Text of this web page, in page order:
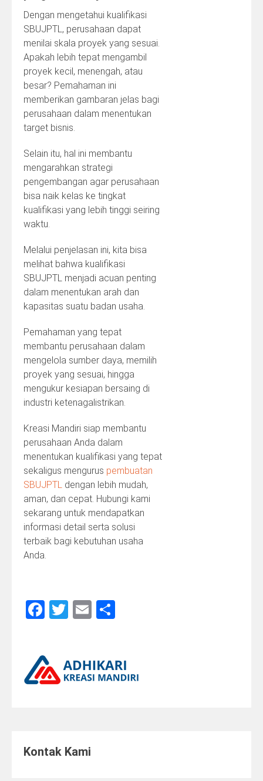
Dengan mengetahui kualifikasi
SBUJPTL, perusahaan dapat
menilai skala proyek yang sesuai.
Apakah lebih tepat mengambil
proyek kecil, menengah, atau
besar? Pemahaman ini
memberikan gambaran jelas bagi
perusahaan dalam menentukan
target bisnis.
Selain itu, hal ini membantu
mengarahkan strategi
pengembangan agar perusahaan
bisa naik kelas ke tingkat
kualifikasi yang lebih tinggi seiring
waktu.
Melalui penjelasan ini, kita bisa
melihat bahwa kualifikasi
SBUJPTL menjadi acuan penting
dalam menentukan arah dan
kapasitas suatu badan usaha.
Pemahaman yang tepat
membantu perusahaan dalam
mengelola sumber daya, memilih
proyek yang sesuai, hingga
mengukur kesiapan bersaing di
industri ketenagalistrikan.
Kreasi Mandiri siap membantu
perusahaan Anda dalam
menentukan kualifikasi yang tepat
sekaligus mengurus pembuatan
SBUJPTL dengan lebih mudah,
aman, dan cepat. Hubungi kami
sekarang untuk mendapatkan
informasi detail serta solusi
terbaik bagi kebutuhan usaha
Anda.
Facebook
Twitter
Email
Kontak Kami